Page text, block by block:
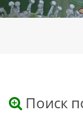
Поиск